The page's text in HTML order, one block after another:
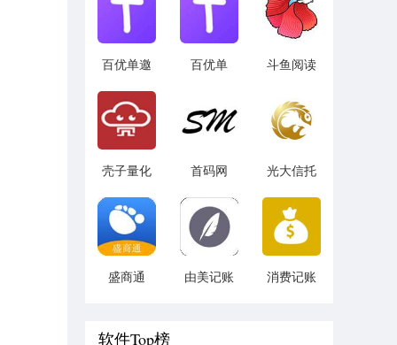
百优单邀
v1.1.3
百优单
斗鱼阅读
壳子量化
首码网
光大信托
盛商通
由美记账
消费记账
软件Top榜